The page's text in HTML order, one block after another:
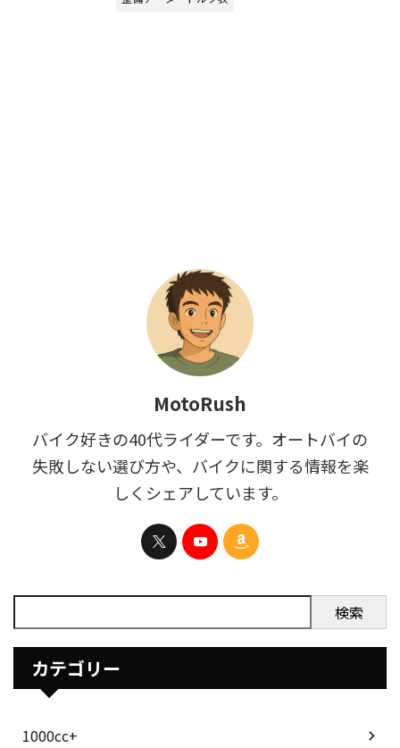
MotoRush
バイク好きの40代ライダーです。オートバイの
失敗しない選び方や、バイクに関する情報を楽
しくシェアしています。
検索
カテゴリー
1000cc+